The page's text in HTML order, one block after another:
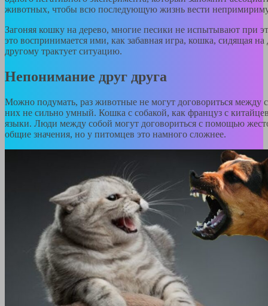
животных, чтобы всю последующую жизнь вести
Загоняя кошку на дерево, многие песики не испытывают при
это воспринимается ими, как забавная игра, кошка, сидящая на
другому трактует ситуацию.
Непонимание друг друга
Можно подумать, раз животные не могут договориться между
них не сильно умный. Кошка с собакой, как француз с
языки. Люди между собой могут договориться с помощью
общие значения, но у питомцев это намного сложнее.